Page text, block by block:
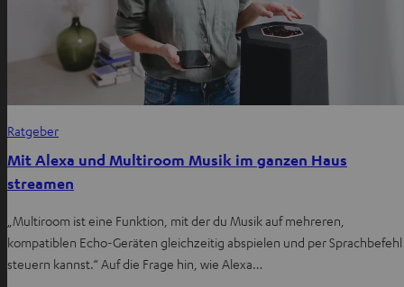
Ratgeber
Mit Alexa und Multiroom Musik im ganzen Haus
streamen
„Multiroom ist eine Funktion, mit der du Musik auf mehreren,
kompatiblen Echo-Geräten gleichzeitig abspielen und per Sprachbefehl
steuern kannst.“ Auf die Frage hin, wie Alexa…